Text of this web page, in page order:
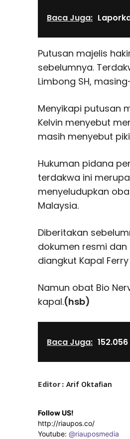
Baca Juga:
Putusan majelis
sebelumnya.
Limbong SH,
Menyikapi putusan
Kelvin menyebut
masih menyebut
Hukuman pidana
terdakwa ini
menyeludupkan
Malaysia.
Diberitakan
dokumen resmi
diangkut Kapal
Namun obat Bio
kapal.(hsb)
Baca Juga:
Editor : Arif Oktafian
Follow US!
http://riaupos.co/
Youtube: @riauposmedia